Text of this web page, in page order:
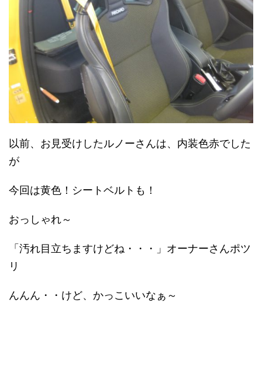
以前、お見受けしたルノーさんは、内装色赤でした
が
今回は黄色！シートベルトも！
おっしゃれ～
「汚れ目立ちますけどね・・・」オーナーさんポツ
リ
んんん・・けど、かっこいいなぁ～